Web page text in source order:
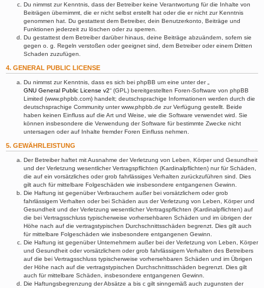
Du nimmst zur Kenntnis, dass der Betreiber keine Verantwortung für die Inhalte von
Beiträgen übernimmt, die er nicht selbst erstellt hat oder die er nicht zur Kenntnis
genommen hat. Du gestattest dem Betreiber, dein Benutzerkonto, Beiträge und
Funktionen jederzeit zu löschen oder zu sperren.
Du gestattest dem Betreiber darüber hinaus, deine Beiträge abzuändern, sofern sie
gegen o. g. Regeln verstoßen oder geeignet sind, dem Betreiber oder einem Dritten
Schaden zuzufügen.
4. GENERAL PUBLIC LICENSE
Du nimmst zur Kenntnis, dass es sich bei phpBB um eine unter der „
GNU General Public License v2“ (GPL) bereitgestellten Foren-Software von phpBB
Limited (www.phpbb.com) handelt; deutschsprachige Informationen werden durch die
deutschsprachige Community unter www.phpbb.de zur Verfügung gestellt. Beide
haben keinen Einfluss auf die Art und Weise, wie die Software verwendet wird. Sie
können insbesondere die Verwendung der Software für bestimmte Zwecke nicht
untersagen oder auf Inhalte fremder Foren Einfluss nehmen.
5. GEWÄHRLEISTUNG
Der Betreiber haftet mit Ausnahme der Verletzung von Leben, Körper und Gesundheit
und der Verletzung wesentlicher Vertragspflichten (Kardinalpflichten) nur für Schäden,
die auf ein vorsätzliches oder grob fahrlässiges Verhalten zurückzuführen sind. Dies
gilt auch für mittelbare Folgeschäden wie insbesondere entgangenen Gewinn.
Die Haftung ist gegenüber Verbrauchern außer bei vorsätzlichem oder grob
fahrlässigem Verhalten oder bei Schäden aus der Verletzung von Leben, Körper und
Gesundheit und der Verletzung wesentlicher Vertragspflichten (Kardinalpflichten) auf
die bei Vertragsschluss typischerweise vorhersehbaren Schäden und im übrigen der
Höhe nach auf die vertragstypischen Durchschnittsschäden begrenzt. Dies gilt auch
für mittelbare Folgeschäden wie insbesondere entgangenen Gewinn.
Die Haftung ist gegenüber Unternehmern außer bei der Verletzung von Leben, Körper
und Gesundheit oder vorsätzlichem oder grob fahrlässigem Verhalten des Betreibers
auf die bei Vertragsschluss typischerweise vorhersehbaren Schäden und im Übrigen
der Höhe nach auf die vertragstypischen Durchschnittsschäden begrenzt. Dies gilt
auch für mittelbare Schäden, insbesondere entgangenen Gewinn.
Die Haftungsbegrenzung der Absätze a bis c gilt sinngemäß auch zugunsten der